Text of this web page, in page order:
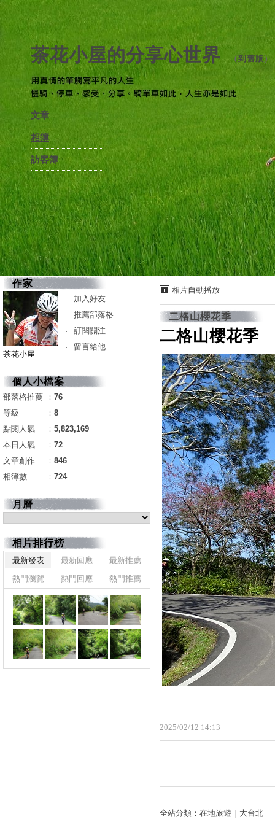
茶花小屋的分享心世界 （到舊版 ）
文章
相簿
訪客簿
相片自動播放
二格山櫻花季
二格山櫻花季
2025/02/12 14:13
全站分類： 在地旅遊 大台北
作家
加入好友
推薦部落格
訂閱關注
留言給他
茶花小屋
個人小檔案
部落格推薦 ： 76
等級
： 8
點閱人氣
： 5,823,169
本日人氣
： 72
文章創作
： 846
相簿數
： 724
月曆
相片排行榜
最新發表 最新回應
最新推薦
熱門瀏覽
熱門回應 熱門推薦